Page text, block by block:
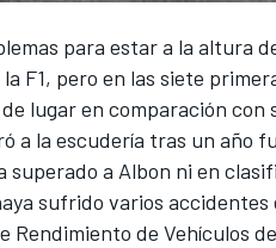
para estar a la altura
F1, pero en las siete
lugar en comparación con
a la escudería tras un año
superado a Albon ni en
sufrido varios accidentes
Rendimiento de Vehículos de